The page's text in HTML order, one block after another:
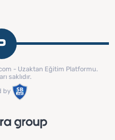
- Uzaktan Eğitim Platformu.
saklıdır.
by